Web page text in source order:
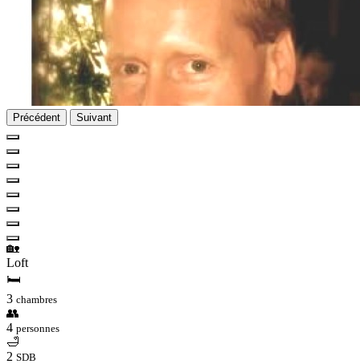
Précédent Suivant
🏡
Loft
🛏
3 chambres
👥
4 personnes
🛁
2 SDB